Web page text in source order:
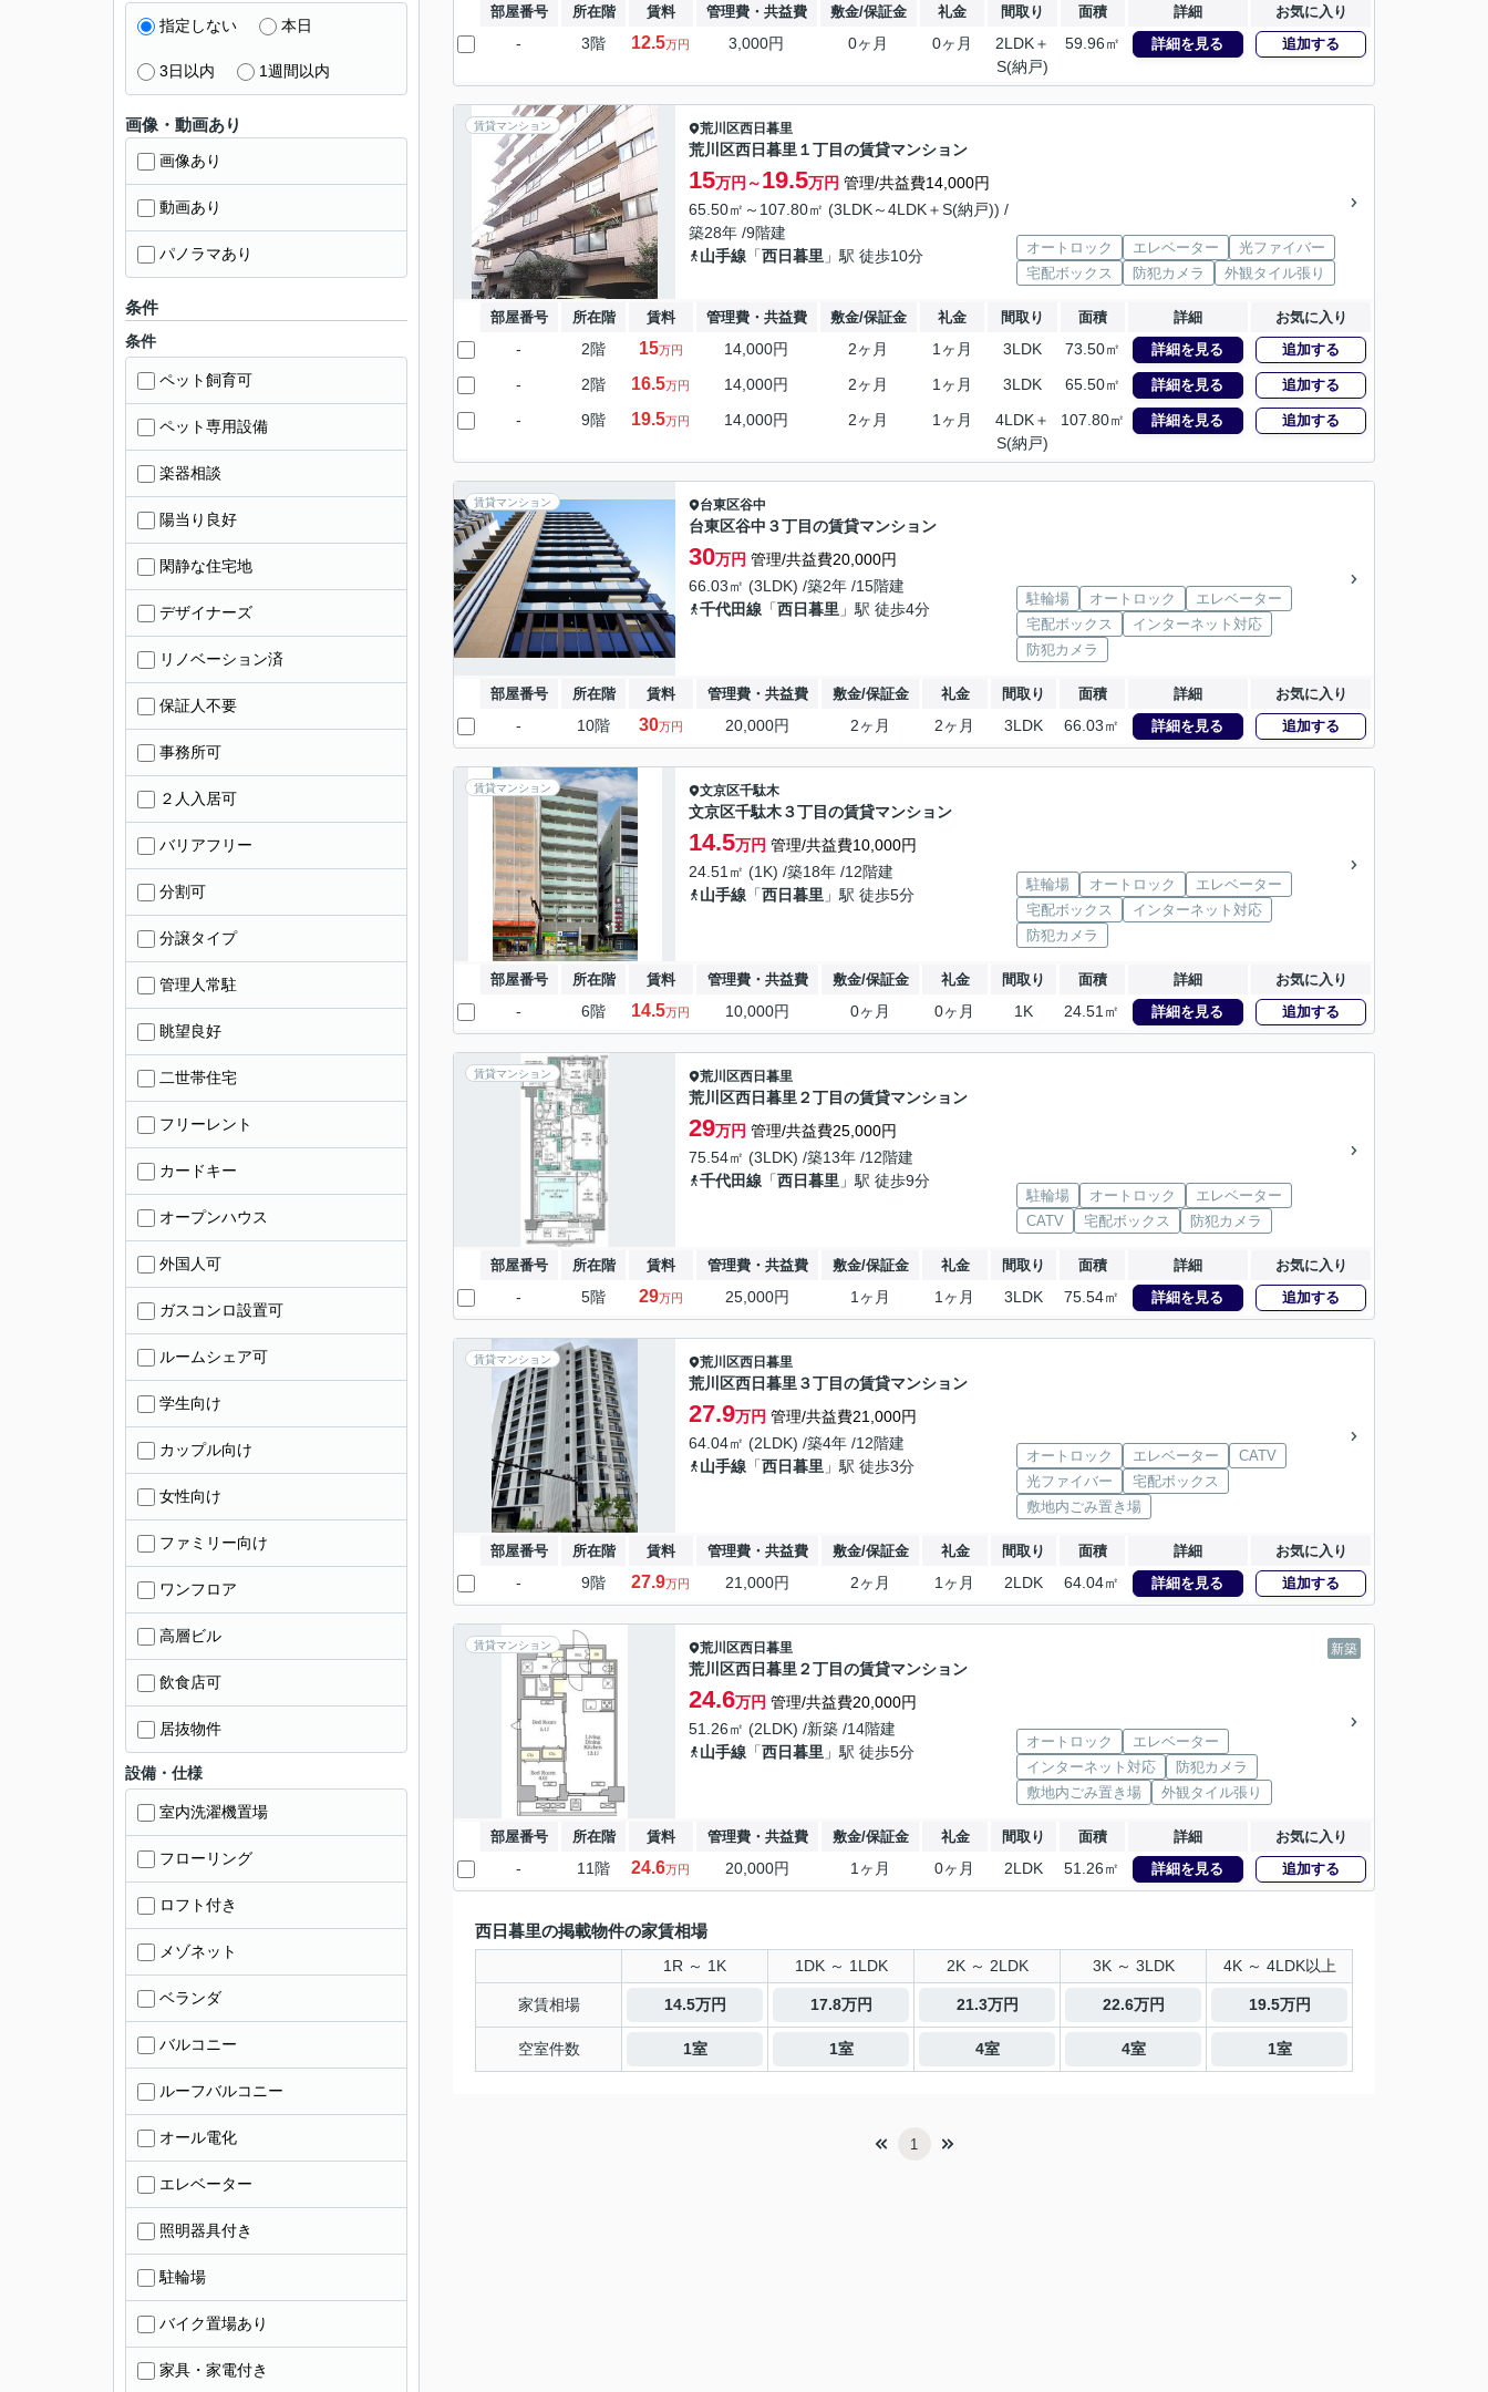
部屋番号 所在階 賃料 管理費・共益費 敷金/保証金 礼金 間取り 面積 詳細 お気に入り
- 3階 12.5万円 3,000円 0ヶ月 0ヶ月
2LDK＋
S(納戸)
59.96㎡ 詳細を見る 追加する
賃貸マンション 荒川区西日暮里
荒川区西日暮里１丁目の賃貸マンション
15万円～19.5万円 管理/共益費14,000円
65.50㎡～107.80㎡ (3LDK～4LDK＋S(納戸)) /
築28年 /9階建
山手線 「西日暮里 」駅 徒歩10分 オートロック エレベーター
光ファイバー
宅配ボックス
防犯カメラ 外観タイル張り
部屋番号 所在階 賃料 管理費・共益費 敷金/保証金 礼金 間取り 面積 詳細 お気に入り
- 2階 15万円 14,000円 2ヶ月 1ヶ月 3LDK 73.50㎡ 詳細を見る 追加する
- 2階 16.5万円 14,000円 2ヶ月 1ヶ月 3LDK 65.50㎡ 詳細を見る 追加する
- 9階 19.5万円 14,000円 2ヶ月 1ヶ月
4LDK＋
S(納戸)
107.80㎡ 詳細を見る 追加する
賃貸マンション 台東区谷中
台東区谷中３丁目の賃貸マンション
30万円 管理/共益費20,000円
66.03㎡ (3LDK) /築2年 /15階建
千代田線 「西日暮里 」駅 徒歩4分
駐輪場 オートロック
エレベーター
宅配ボックス
インターネット対応
防犯カメラ
部屋番号 所在階 賃料 管理費・共益費 敷金/保証金 礼金 間取り 面積 詳細 お気に入り
- 10階 30万円 20,000円 2ヶ月 2ヶ月 3LDK 66.03㎡ 詳細を見る 追加する
賃貸マンション 文京区千駄木
文京区千駄木３丁目の賃貸マンション
14.5万円 管理/共益費10,000円
24.51㎡ (1K) /築18年 /12階建
山手線 「西日暮里 」駅 徒歩5分
駐輪場 オートロック
エレベーター
宅配ボックス
インターネット対応
防犯カメラ
部屋番号 所在階 賃料 管理費・共益費 敷金/保証金 礼金 間取り 面積 詳細 お気に入り
- 6階 14.5万円 10,000円 0ヶ月 0ヶ月 1K 24.51㎡ 詳細を見る 追加する
賃貸マンション 荒川区西日暮里
荒川区西日暮里２丁目の賃貸マンション
29万円 管理/共益費25,000円
75.54㎡ (3LDK) /築13年 /12階建
千代田線 「西日暮里 」駅 徒歩9分
駐輪場 オートロック
エレベーター
CATV
宅配ボックス 防犯カメラ
部屋番号 所在階 賃料 管理費・共益費 敷金/保証金 礼金 間取り 面積 詳細 お気に入り
- 5階 29万円 25,000円 1ヶ月 1ヶ月 3LDK 75.54㎡ 詳細を見る 追加する
賃貸マンション 荒川区西日暮里
荒川区西日暮里３丁目の賃貸マンション
27.9万円 管理/共益費21,000円
64.04㎡ (2LDK) /築4年 /12階建
山手線 「西日暮里 」駅 徒歩3分
オートロック エレベーター
CATV
光ファイバー
宅配ボックス
敷地内ごみ置き場
部屋番号 所在階 賃料 管理費・共益費 敷金/保証金 礼金 間取り 面積 詳細 お気に入り
- 9階 27.9万円 21,000円 2ヶ月 1ヶ月 2LDK 64.04㎡ 詳細を見る 追加する
賃貸マンション 新築
荒川区西日暮里
荒川区西日暮里２丁目の賃貸マンション
24.6万円 管理/共益費20,000円
51.26㎡ (2LDK) /新築 /14階建
山手線 「西日暮里 」駅 徒歩5分
オートロック
エレベーター
インターネット対応
防犯カメラ
敷地内ごみ置き場
外観タイル張り
部屋番号 所在階 賃料 管理費・共益費 敷金/保証金 礼金 間取り 面積 詳細 お気に入り
- 11階 24.6万円 20,000円 1ヶ月 0ヶ月 2LDK 51.26㎡ 詳細を見る 追加する
西日暮里の掲載物件の家賃相場
1R ～ 1K 1DK ～ 1LDK 2K ～ 2LDK 3K ～ 3LDK 4K ～ 4LDK以上
家賃相場 14.5万円 17.8万円 21.3万円 22.6万円 19.5万円
空室件数 1室 1室 4室 4室 1室
1
指定しない 本日
3日以内 1週間以内
画像・動画あり
画像あり
動画あり
パノラマあり
条件
条件
ペット飼育可
ペット専用設備
楽器相談
陽当り良好
閑静な住宅地
デザイナーズ
リノベーション済
保証人不要
事務所可
２人入居可
バリアフリー
分割可
分譲タイプ
管理人常駐
眺望良好
二世帯住宅
フリーレント
カードキー
オープンハウス
外国人可
ガスコンロ設置可
ルームシェア可
学生向け
カップル向け
女性向け
ファミリー向け
ワンフロア
高層ビル
飲食店可
居抜物件
設備・仕様
室内洗濯機置場
フローリング
ロフト付き
メゾネット
ベランダ
バルコニー
ルーフバルコニー
オール電化
エレベーター
照明器具付き
駐輪場
バイク置場あり
家具・家電付き